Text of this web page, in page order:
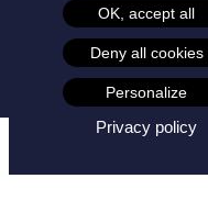
Mentions légales -CGU -
OK, accept all
Deny all cookies
Personalize
Privacy policy